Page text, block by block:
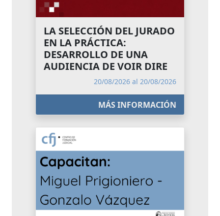
LA SELECCIÓN DEL JURADO
EN LA PRÁCTICA:
DESARROLLO DE UNA
AUDIENCIA DE VOIR DIRE
20/08/2026 al 20/08/2026
MÁS INFORMACIÓN